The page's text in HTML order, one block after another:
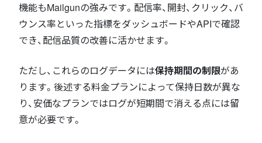
機能もMailgunの強みです。配信率、開封、クリック、バ
ウンス率といった指標をダッシュボードやAPIで確認
でき、配信品質の改善に活かせます。
ただし、これらのログデータには保持期間の制限があ
ります。後述する料金プランによって保持日数が異な
り、安価なプランではログが短期間で消える点には留
意が必要です。